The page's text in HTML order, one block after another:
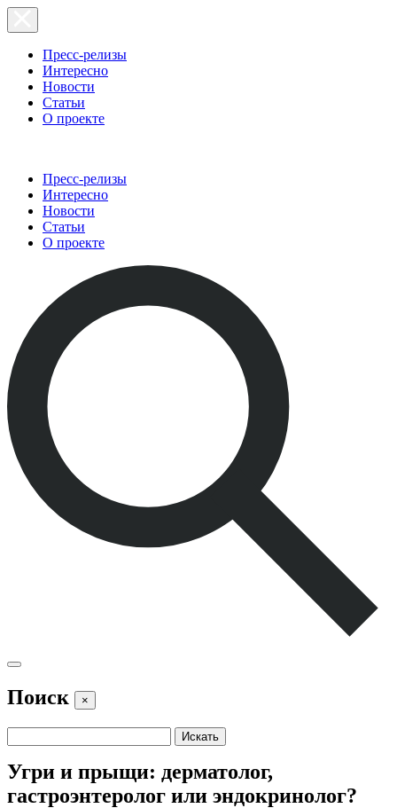
Пресс-релизы
Интересно
Новости
Статьи
О проекте
Пресс-релизы
Интересно
Новости
Статьи
О проекте
Поиск ×
Угри и прыщи: дерматолог,
гастроэнтеролог или эндокринолог?